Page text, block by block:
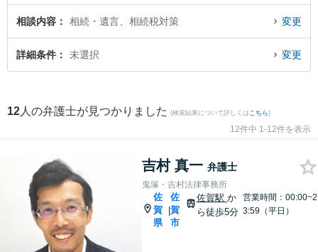
い』『相続税対策のトラブル解決の実績豊富な近くの弁護士を検索したい』
『初回相談無料で相続税対策を法律相談できる佐賀市内の弁護士に相談予約し
たい』などでお困りの相談者さんにおすすめです。
相談内容 相続・遺言、相続税対策 変更
詳細条件 未選択 変更
12 人の弁護士が見つかりました (検索結果について詳しくは こちら)
12件中 1-12件を表示
吉村 真一 弁護士
鬼塚・吉村法律事務所
佐
賀
県
|
佐
賀
市
佐賀駅 か
ら徒歩5分
営業時間：00:00~2
3:59（平日）